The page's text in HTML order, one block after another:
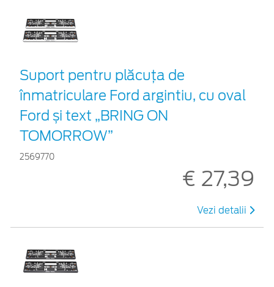
Suport pentru plăcuța de
înmatriculare Ford argintiu, cu oval
Ford și text „BRING ON
TOMORROW”
2569770
€ 27,39
Vezi detalii